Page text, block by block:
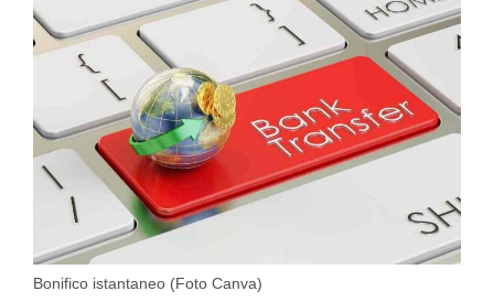
Bonifico istantaneo (Foto Canva)